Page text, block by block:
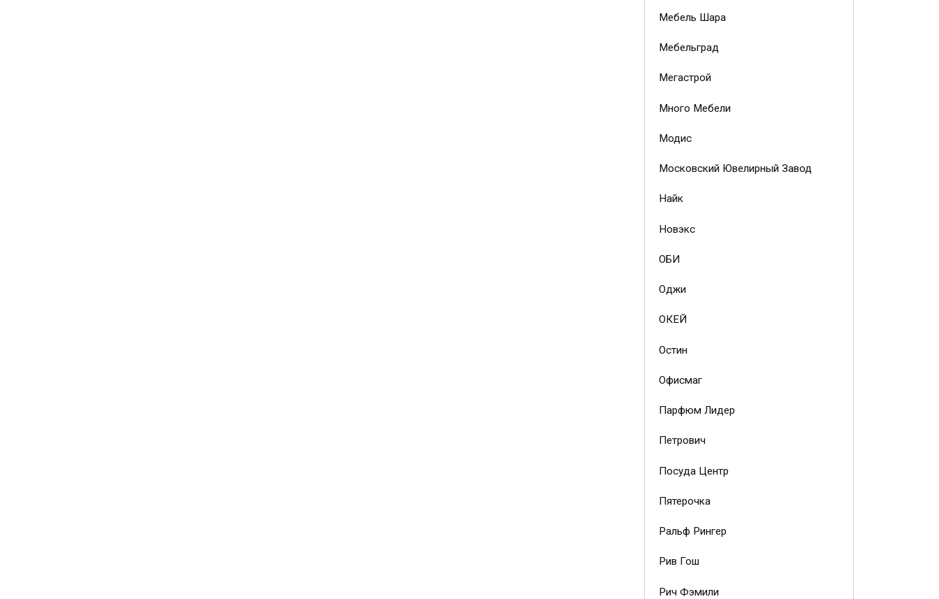
Мебель Шара
Мебельград
Мегастрой
Много Мебели
Модис
Московский Ювелирный Завод
Найк
Новэкс
ОБИ
Оджи
ОКЕЙ
Остин
Офисмаг
Парфюм Лидер
Петрович
Посуда Центр
Пятерочка
Ральф Рингер
Рив Гош
Рич Фэмили